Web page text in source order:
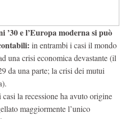
’30 e l’Europa moderna si può
in entrambi i casi il mondo
una crisi economica devastante (il
da una parte; la crisi dei mutui
la recessione ha avuto origine
maggiormente l’unico